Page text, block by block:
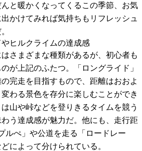
と暖かくなってくるこの季節、お気
かけてみれば気持ちもリフレッシュ
ヒルクライムの達成感
さまざまな種類があるが、初心者も
が上記のふたつ。「ロングライド」
完走を目指すもので、距離はおおよ
わる景色を存分に楽しむことができ
山や峠などを登りきるタイムを競う
う達成感が魅力だ。他にも、走行距
ルぺ」や公道を走る「ロードレー
によって分けられている。